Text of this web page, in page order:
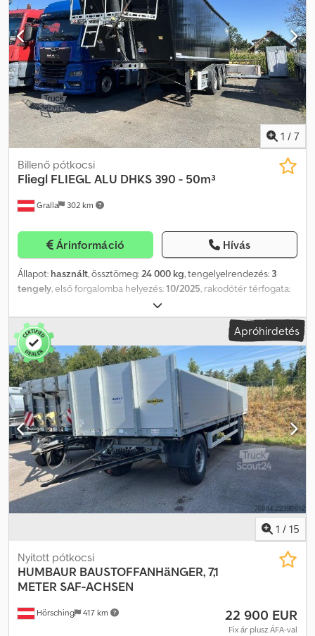
1 / 7
Gralla 302 km
Billenő pótkocsi
Fliegl FLIEGL ALU DHKS 390 - 50m³
Árinformáció Hívás
Állapot: használt, össztömeg:24 000 kg, tengelyelrendezés: 3
tengely, első forgalomba helyezés:10/2025, rakodótér térfogata:
, szín:
mechanikai, üzemanyag-fogyasztás (városi):1 030 l/100 km,
emelési magasság:
, Megengedett össztömeg: 24000 kg,
rakterület térfogata: 50 m³, a műszaki adatokban előforduló
hibákért és a változtatások jogáért nem vállalunk felelősséget.
Dkodpfx Aiezpztbjfjr
Apróhirdetés
1 / 15
Hörsching 417 km
Nyitott pótkocsi
HUMBAUR BAUSTOFFANHäNGER, 7,1
METER SAF-ACHSEN
22 900 EUR
Fix ár plusz ÁFA-val